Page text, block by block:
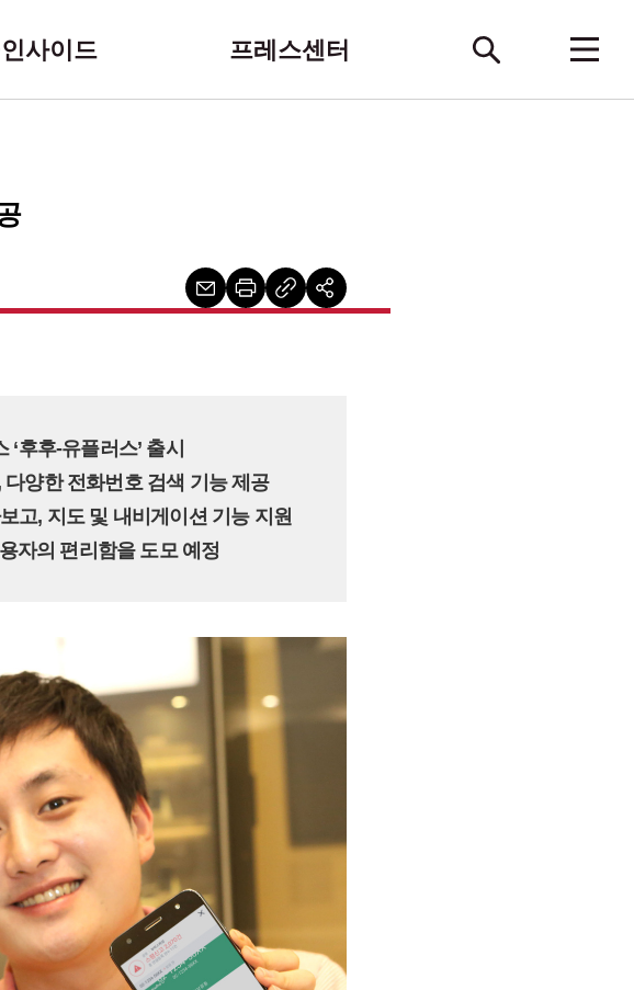
사이드 프레스센터
후후-유플러스’ 출시
양한 전화번호 검색 기능 제공
고, 지도 및 내비게이션 기능 지원
자의 편리함을 도모 예정